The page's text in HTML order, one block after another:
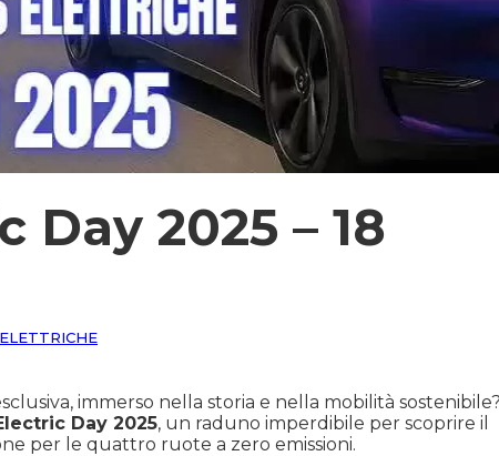
Day 2025 – 18
immerso nella storia e nella mobilità
Day 2025, un raduno imperdibile per scoprire il
per le quattro ruote a zero emissioni.